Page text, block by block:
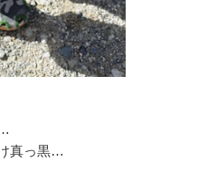
真っ黒…